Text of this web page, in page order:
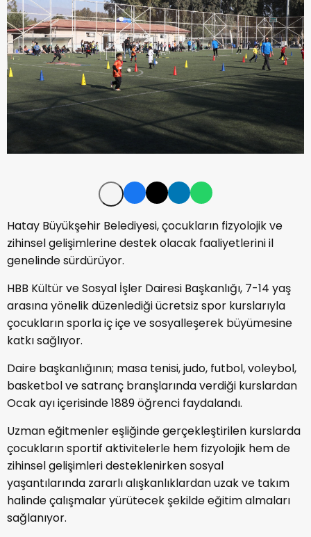
Hatay Büyükşehir Belediyesi, çocukların fizyolojik ve
zihinsel gelişimlerine destek olacak faaliyetlerini il
genelinde sürdürüyor.
HBB Kültür ve Sosyal İşler Dairesi Başkanlığı, 7-14 yaş
arasına yönelik düzenlediği ücretsiz spor kurslarıyla
çocukların sporla iç içe ve sosyalleşerek büyümesine
katkı sağlıyor.
Daire başkanlığının; masa tenisi, judo, futbol, voleybol,
basketbol ve satranç branşlarında verdiği kurslardan
Ocak ayı içerisinde 1889 öğrenci faydalandı.
Uzman eğitmenler eşliğinde gerçekleştirilen kurslarda
çocukların sportif aktivitelerle hem fizyolojik hem de
zihinsel gelişimleri desteklenirken sosyal
yaşantılarında zararlı alışkanlıklardan uzak ve takım
halinde çalışmalar yürütecek şekilde eğitim almaları
sağlanıyor.